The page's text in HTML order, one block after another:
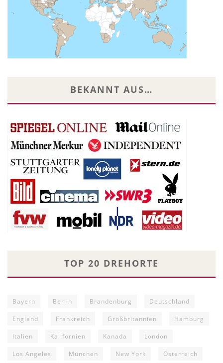
BEKANNT AUS…
TOP 20 DREHORTE
Bayern Berlin Brandenburg Deutschland
England Frankreich Großbritannien Hamburg
Italien Kalifornien Kanada London
Los Angeles München New York Österreich